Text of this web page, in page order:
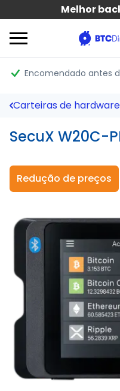
Melhor
Encomendado antes
Carteiras de hardware
SecuX W20C-
Redução de preços